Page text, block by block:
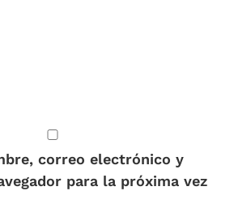
correo electrónico y
para la próxima vez